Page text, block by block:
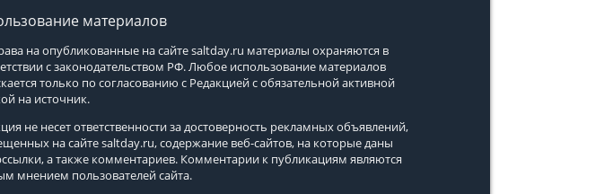
материалов
на опубликованные на сайтеsaltday.ru материалы охраняются в
с законодательством РФ. Любое использование материалов
только по согласованию с Редакцией с обязательной активной
на источник.
не несет ответственности за достоверность рекламных объявлений,
на сайтеsaltday.ru, содержание веб-сайтов, на которые даны
а также комментариев. Комментарии к публикациям являются
мнением пользователей сайта.